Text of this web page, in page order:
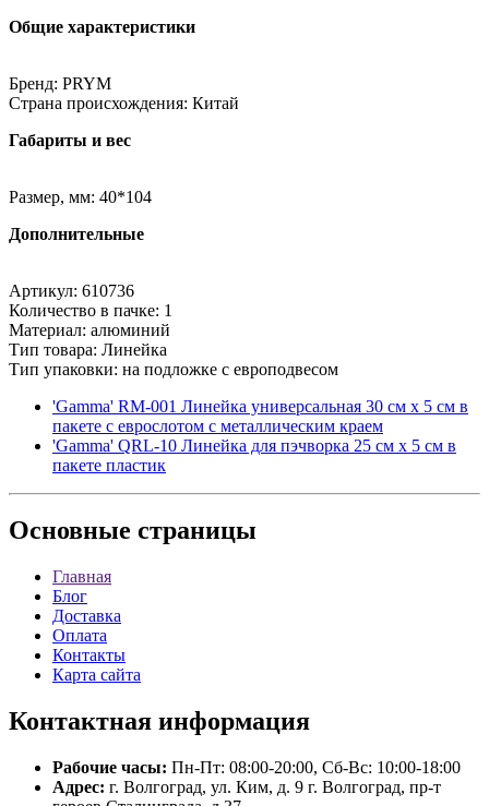
Общие характеристики
Бренд: PRYM
Страна происхождения: Китай
Габариты и вес
Размер, мм: 40*104
Дополнительные
Артикул: 610736
Количество в пачке: 1
Материал: алюминий
Тип товара: Линейка
Тип упаковки: на подложке с европодвесом
'Gamma' RM-001 Линейка универсальная 30 см х 5 см в
пакете с еврослотом с металлическим краем
'Gamma' QRL-10 Линейка для пэчворка 25 см х 5 см в
пакете пластик
Основные страницы
Главная
Блог
Доставка
Оплата
Контакты
Карта сайта
Контактная информация
Рабочие часы: Пн-Пт: 08:00-20:00, Сб-Вс: 10:00-18:00
Адрес: г. Волгоград, ул. Ким, д. 9 г. Волгоград, пр-т